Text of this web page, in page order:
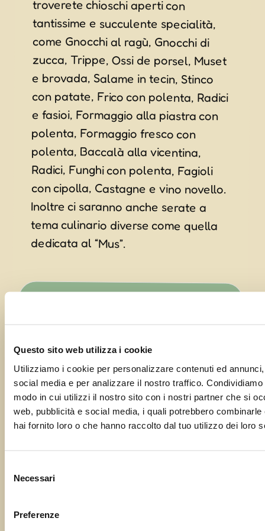
Questo sito web utilizza i cookie
Utilizziamo i cookie per personalizzare contenuti ed
social media e per analizzare il nostro traffico.
modo in cui utilizzi il nostro sito con i nostri partner che si
web, pubblicità e social media, i quali potrebbero
hai fornito loro o che hanno raccolto dal tuo utilizzo dei loro
delNecessari
Preferenze
dedicata al “Mus”.
+ Google Maps